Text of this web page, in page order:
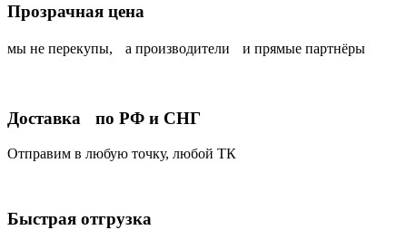
Прозрачная цена
мы не перекупы, а производители и прямые партнёры
Доставка по РФ и СНГ
Отправим в любую точку, любой ТК
Быстрая отгрузка